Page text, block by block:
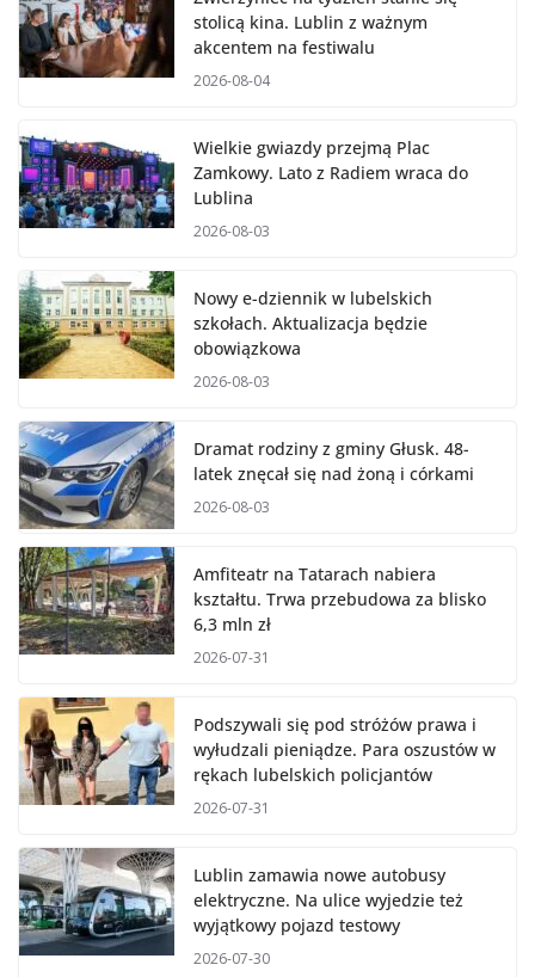
stolicą kina. Lublin z ważnym
akcentem na festiwalu
2026-08-04
Wielkie gwiazdy przejmą Plac
Zamkowy. Lato z Radiem wraca do
Lublina
2026-08-03
Nowy e-dziennik w lubelskich
szkołach. Aktualizacja będzie
obowiązkowa
2026-08-03
Dramat rodziny z gminy Głusk. 48-
latek znęcał się nad żoną i córkami
2026-08-03
Amfiteatr na Tatarach nabiera
kształtu. Trwa przebudowa za blisko
6,3 mln zł
2026-07-31
Podszywali się pod stróżów prawa i
wyłudzali pieniądze. Para oszustów w
rękach lubelskich policjantów
2026-07-31
Lublin zamawia nowe autobusy
elektryczne. Na ulice wyjedzie też
wyjątkowy pojazd testowy
2026-07-30